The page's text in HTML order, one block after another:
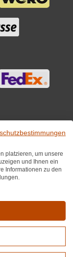
je Winzer.
platzieren, um unsere
und Ihnen ein
Informationen zu den